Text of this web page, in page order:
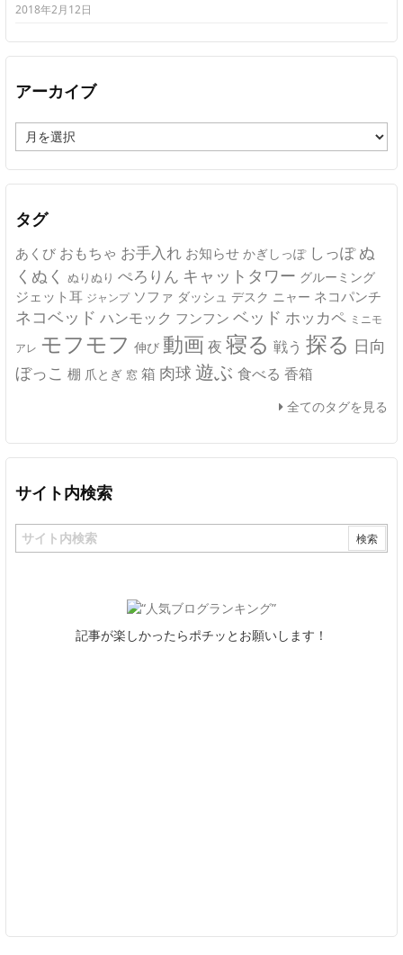
2018年2月12日
アーカイブ
ー
カ
イ
タグ
あくび おもちゃ お手入れ お知らせ かぎしっぽ しっぽ ぬ
くぬく ぬりぬり ぺろりん キャットタワー グルーミング
ジェット耳 ジャンプ ソファ ダッシュ デスク ニャー ネコパンチ
ネコベッド ハンモック フンフン ベッド ホッカペ ミニモ
アレ モフモフ 伸び 動画 夜 寝る 戦う 探る 日向
ぼっこ 棚 爪とぎ 窓 箱 肉球 遊ぶ 食べる 香箱
全てのタグを見る
サイト内検索
記事が楽しかったらポチッとお願いします！